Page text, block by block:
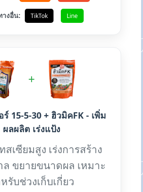
างอื่น: TikTok Line
+
ร์ 15-5-30 + ฮิวมิคFK - เพิ่ม
ผลผลิต เร่งแป้ง
เซียมสูง เร่งการสร้าง
ล ขยายขนาดผล เหมาะ
รับช่วงเก็บเกี่ยว